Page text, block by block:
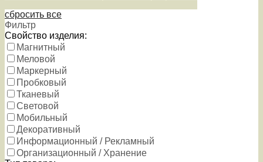
сбросить все
Фильтр
Свойство изделия:
Магнитный
Меловой
Маркерный
Пробковый
Тканевый
Световой
Мобильный
Декоративный
Информационный / Рекламный
Организационный / Хранение